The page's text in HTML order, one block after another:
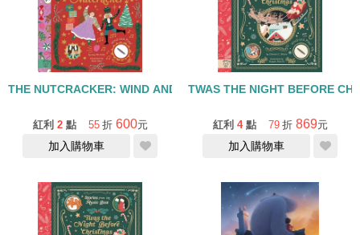
THE NUTCRACKER: WIND AND PLAY/音樂發條書
紅利 2 點 55 折 600元
加入購物車
TWAS THE NIGHT BEFORE
紅利 4 點 79 折 869元
加入購物車